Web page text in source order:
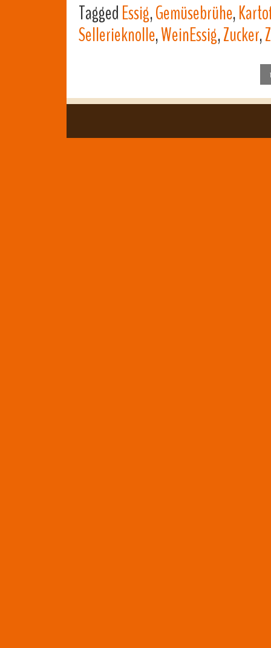
TaggedEssig,Gemüsebrühe,
Sellerieknolle,WeinEssig,Zucker,
1